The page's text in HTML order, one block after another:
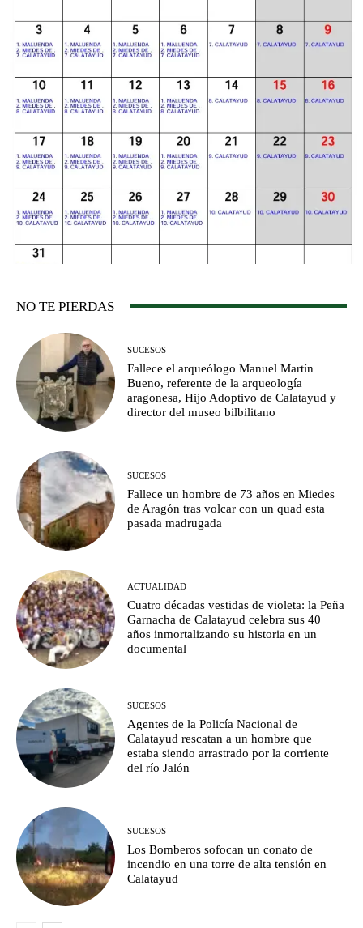
NO TE PIERDAS
SUCESOS
Fallece el arqueólogo Manuel Martín
Bueno, referente de la arqueología
aragonesa, Hijo Adoptivo de Calatayud y
director del museo bilbilitano
SUCESOS
Fallece un hombre de 73 años en Miedes
de Aragón tras volcar con un quad esta
pasada madrugada
ACTUALIDAD
Cuatro décadas vestidas de violeta: la Peña
Garnacha de Calatayud celebra sus 40
años inmortalizando su historia en un
documental
SUCESOS
Agentes de la Policía Nacional de
Calatayud rescatan a un hombre que
estaba siendo arrastrado por la corriente
del río Jalón
SUCESOS
Los Bomberos sofocan un conato de
incendio en una torre de alta tensión en
Calatayud